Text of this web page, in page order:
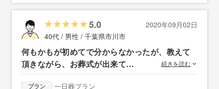
5.0
2020年09月02日
40代 / 男性 / 千葉県市川市
何もかもが初めてで分からなかったが、教えて
頂きながら、お葬式が出来て…
続きを読む
プラン 一日葬プラン